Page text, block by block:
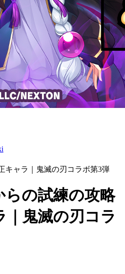
キャラ｜鬼滅の刃コラボ第3弾
らの試練の攻略
｜鬼滅の刃コラ